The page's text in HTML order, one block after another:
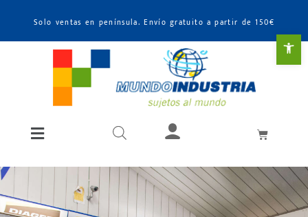
Solo ventas en península. Envío gratuito a partir de 150€